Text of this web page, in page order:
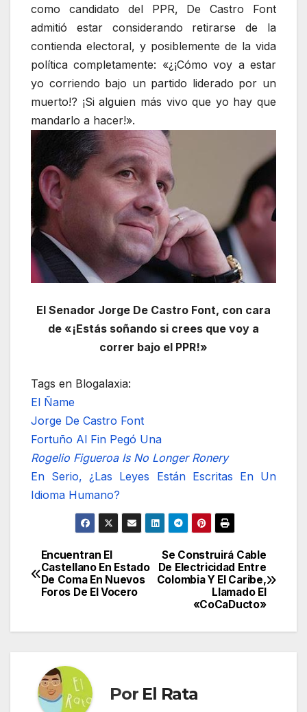
como candidato del PPR, De Castro Font
admitió estar considerando retirarse de la
contienda electoral, y posiblemente de la vida
política completamente: «¿¡Cómo voy a estar
yo corriendo bajo un partido liderado por un
muerto!? ¡Si alguien más vivo que yo hay que
mandarlo a hacer!».
El Senador Jorge De Castro Font, con cara
de «¡Estás soñando si crees que voy a
correr bajo el PPR!»
Tags en Blogalaxia:
El Ñame
Jorge De Castro Font
Fortuño Al Fin Pegó Una
Rogelio Figueroa Is No Longer Ronery
En Serio, ¿Las Leyes Están Escritas En Un
Idioma Humano?
Navegación
de
Se Construirá Cable
De Electricidad Entre
Colombia Y El Caribe,
Llamado El
«CoCaDucto»
Encuentran El
Castellano En Estado
De Coma En Nuevos
Foros De El Vocero
Por El Rata